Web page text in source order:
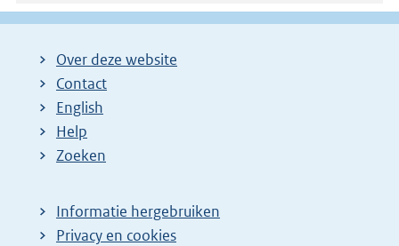
Over deze website
Contact
English
Help
Zoeken
Informatie hergebruiken
Privacy en cookies